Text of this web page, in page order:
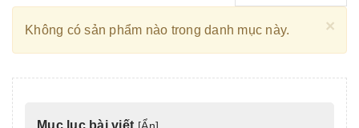
×
Không có sản phẩm nào trong danh mục này.
Mục lục bài viết